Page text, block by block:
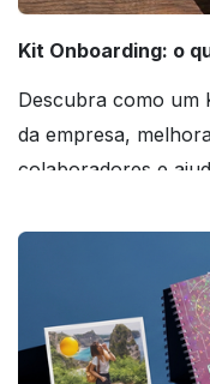
Kit Onboarding: o
Descubra como um
da empresa,
colaboradores e